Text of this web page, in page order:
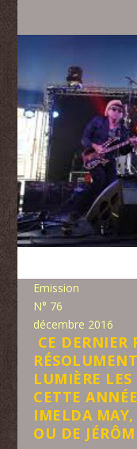
Emission
N° 76
décembre 2016
CE DERNIER
LUMIÈRE
CETTE
IMELDA
OU DE